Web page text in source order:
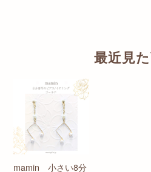
最近見
mamin 小さい8分